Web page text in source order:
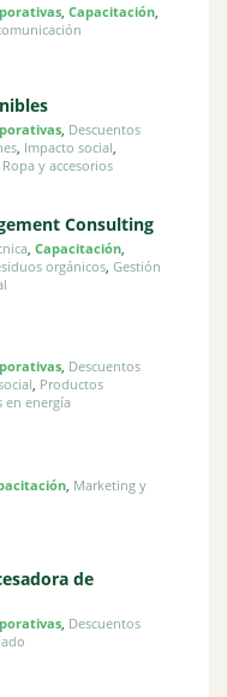
, Capacitación,
, Descuentos
, Impacto social,
Ropa y accesorios
Consulting
, Capacitación,
orgánicos, Gestión
, Descuentos
, Productos
en energía
, Marketing y
de
, Descuentos